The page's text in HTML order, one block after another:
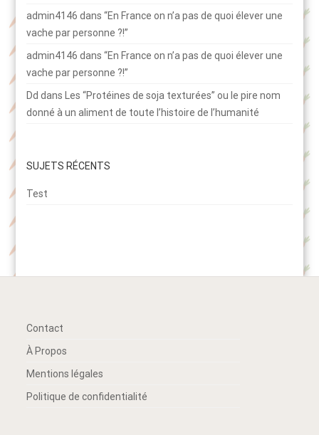
admin4146 dans“En France on n’a pas de quoi élever une
vache par personne ?!”
admin4146 dans“En France on n’a pas de quoi élever une
vache par personne ?!”
Dd dans
Les “Protéines de soja texturées” ou le pire nom
donné à un aliment de toute l’histoire de l’humanité
SUJETS RÉCENTS
Test
Contact
À Propos
Mentions légales
Politique de confidentialité